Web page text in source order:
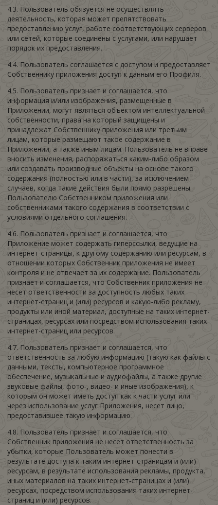
4.3. Пользователь обязуется не осуществлять
деятельность, которая может препятствовать
предоставлению услуг, работе соответствующих серверов
или сетей, которые соединены с услугами, или нарушает
порядок их предоставления.
4.4. Пользователь соглашается с доступом и предоставляет
Собственнику приложения доступ к данным его Профиля.
4.5. Пользователь признает и соглашается, что
информация и/или изображения, размещенные в
Приложении, могут являться объектом интеллектуальной
собственности, права на который защищены и
принадлежат Собственнику приложения или третьим
лицам, которые размещают такое содержание в
Приложении, а также иным лицам. Пользователь не вправе
вносить изменения, распоряжаться каким-либо образом
или создавать производные объекты на основе такого
содержания (полностью или в части), за исключением
случаев, когда такие действия были прямо разрешены
Пользователю Собственником приложения или
собственниками такого содержания в соответствии с
условиями отдельного соглашения.
4.6. Пользователь признает и соглашается, что
Приложение может содержать гиперссылки, ведущие на
интернет-страницы, к другому содержанию или ресурсам, в
отношении которых Собственник приложения не имеет
контроля и не отвечает за их содержание. Пользователь
признает и соглашается, что Собственник приложения не
несет ответственности за доступность любых таких
интернет-страниц и (или) ресурсов и какую-либо рекламу,
продукты или иной материал, доступные на таких интернет-
страницах, ресурсах или посредством использования таких
интернет-страниц или ресурсов.
4.7. Пользователь признает и соглашается, что
ответственность за любую информацию (такую как файлы с
данными, тексты, компьютерное программное
обеспечение, музыкальные и аудиофайлы, а также другие
звуковые файлы, фото-, видео- и иные изображения), к
которым он может иметь доступ как к части услуг или
через использование услуг Приложения, несет лицо,
предоставившее такую информацию.
4.8. Пользователь признает и соглашается, что
Собственник приложения не несет ответственность за
убытки, которые Пользователь может понести в
результате доступа к таким интернет-страницам и (или)
ресурсам, в результате использования рекламы, продукта,
иных материалов на таких интернет-страницах и (или)
ресурсах, посредством использования таких интернет-
страниц и (или) ресурсов.